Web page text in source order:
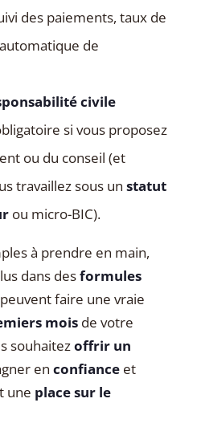
des paiements, taux de
de
civile
si vous proposez
ou du conseil (et
travaillez sous unstatut
ou micro-BIC).
à prendre en main,
dans desformules
faire une vraie
mois de votre
souhaitezoffrir un
enconfiance et
une place sur le